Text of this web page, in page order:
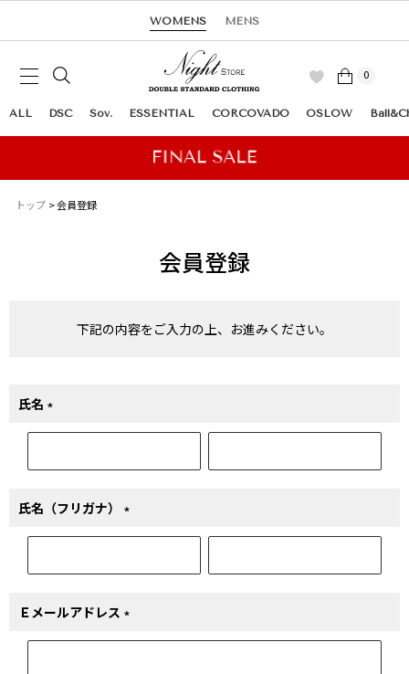
WOMENS MENS
0
ALL DSC Sov. ESSENTIAL CORCOVADO OSLOW
トップ 会員登録
会員登録
下記の内容をご入力の上、お進みください。
氏名
(必
氏名（フリガナ）
(必
Ｅメールアドレス
(必